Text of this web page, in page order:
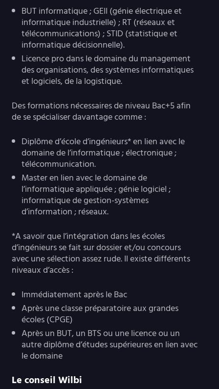
BUT informatique ; GEII (génie électrique et
informatique industrielle) ; RT (réseaux et
télécommunications) ; STID (statistique et
informatique décisionnelle).
Licence pro dans le domaine du management
des organisations, des systèmes informatiques
et logiciels, de la logistique.
Des formations nécessaires de niveau Bac+5 afin
de se spécialiser davantage comme :
Diplôme d’école d’ingénieurs* en lien avec le
domaine de l’informatique ; électronique ;
télécommunication.
Master en lien avec le domaine de
l’informatique appliquée ; génie logiciel ;
informatique de gestion-systèmes
d’information ; réseaux.
*A savoir que l’intégration dans les écoles
d’ingénieurs se fait sur dossier et/ou concours
avec une sélection assez rude. Il existe différents
niveaux d’accès :
Immédiatement après le Bac
Après une classe préparatoire aux grandes
écoles (CPGE)
Après un BUT, un BTS ou une licence ou un
autre diplôme d’études supérieures en lien avec
le domaine
Le conseil Wilbi